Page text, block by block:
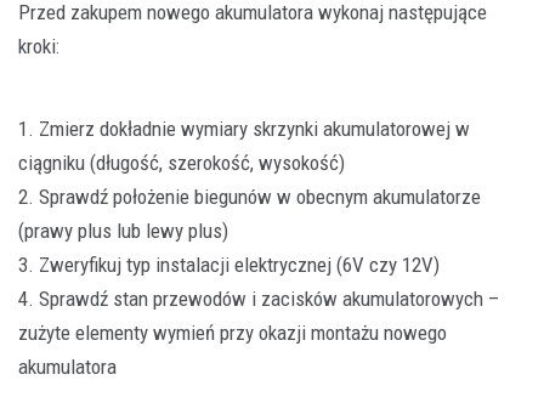
Przed zakupem nowego akumulatora wykonaj następujące
kroki:
1. Zmierz dokładnie wymiary skrzynki akumulatorowej w
ciągniku (długość, szerokość, wysokość)
2. Sprawdź położenie biegunów w obecnym akumulatorze
(prawy plus lub lewy plus)
3. Zweryfikuj typ instalacji elektrycznej (6V czy 12V)
4. Sprawdź stan przewodów i zacisków akumulatorowych –
zużyte elementy wymień przy okazji montażu nowego
akumulatora